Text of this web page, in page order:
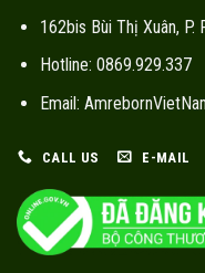
162bis Bùi Thị Xuân, P.
Hotline: 0869.929.337
Email:
CALL US E-MAIL